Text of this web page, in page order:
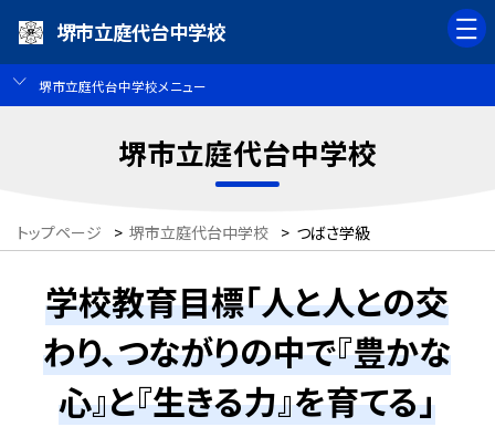
堺市立庭代台中学校
堺市立庭代台中学校メニュー
堺市立庭代台中学校
トップページ > 堺市立庭代台中学校 > つばさ学級
学校教育目標「人と人との交
わり、つながりの中で『豊かな
心』と『生きる力』を育てる」